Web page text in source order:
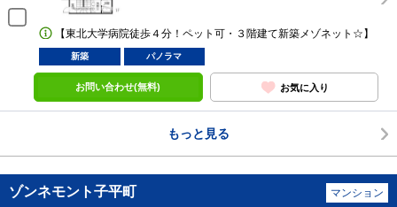
【東北大学病院徒歩４分！ペット可・３階建て新築メゾネット☆】
新築 パノラマ
お問い合わせ(無料) お気に入り
もっと見る
ゾンネモント子平町 マンション